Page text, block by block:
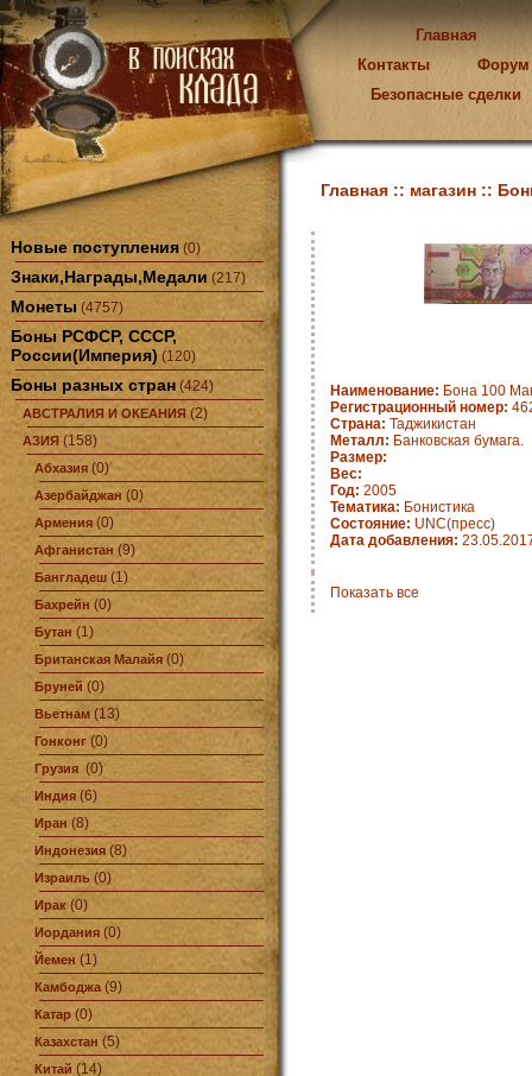
Главная
Контакты
Форум
Безопасные сделки
Новые поступления (0)
Знаки,Награды,Медали (217)
Монеты (4757)
Боны РСФСР, СССР,
России(Империя) (120)
Боны разных стран (424)
АВСТРАЛИЯ И ОКЕАНИЯ(2)
АЗИЯ (158)
Абхазия (0)
Азербайджан (0)
Армения (0)
Афганистан (9)
Бангладеш (1)
Бахрейн (0)
Бутан (1)
Британская Малайя (0)
Бруней (0)
Вьетнам (13)
Гонконг (0)
Грузия (0)
Индия (6)
Иран (8)
Индонезия (8)
Израиль (0)
Ирак(0)
Иордания (0)
Йемен (1)
Камбоджа(9)
Катар (0)
Казахстан (5)
Китай (14)
Главная :: магазин ::
Наименование: Бона 100
Регистрационный номер:
Страна: Таджикистан
Металл: Банковская бумага.
Размер:
Вес:
Год: 2005
Тематика: Бонистика
Состояние: UNC(пресс)
Дата добавления:
Показать все